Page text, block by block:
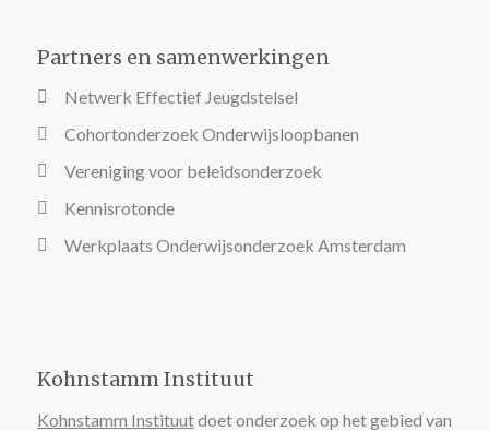
Partners en samenwerkingen
Netwerk Effectief Jeugdstelsel
Cohortonderzoek Onderwijsloopbanen
Vereniging voor beleidsonderzoek
Kennisrotonde
Werkplaats Onderwijsonderzoek Amsterdam
Kohnstamm Instituut
Kohnstamm Instituutdoet onderzoek op het gebied van